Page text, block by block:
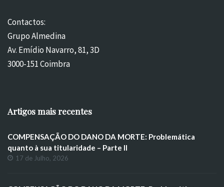
Contactos:
Grupo Almedina
Av. Emídio Navarro, 81, 3D
3000-151 Coimbra
Artigos mais recentes
COMPENSAÇÃO DO DANO DA MORTE: Problemática
quanto à sua titularidade – Parte II
17 de Julho, 2026